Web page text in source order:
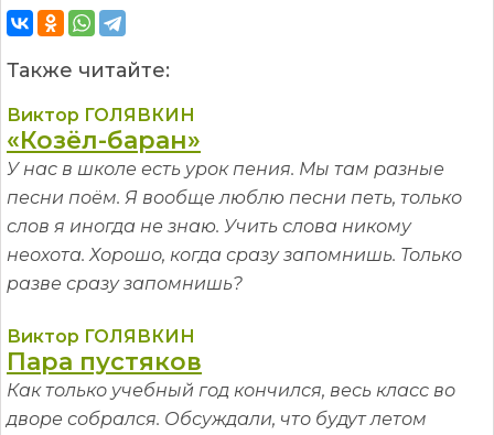
Также читайте:
Виктор ГОЛЯВКИН
«Козёл-баран»
У нас в школе есть урок пения. Мы там разные
песни поём. Я вообще люблю песни петь, только
слов я иногда не знаю. Учить слова никому
неохота. Хорошо, когда сразу запомнишь. Только
разве сразу запомнишь?
Виктор ГОЛЯВКИН
Пара пустяков
Как только учебный год кончился, весь класс во
дворе собрался. Обсуждали, что будут летом